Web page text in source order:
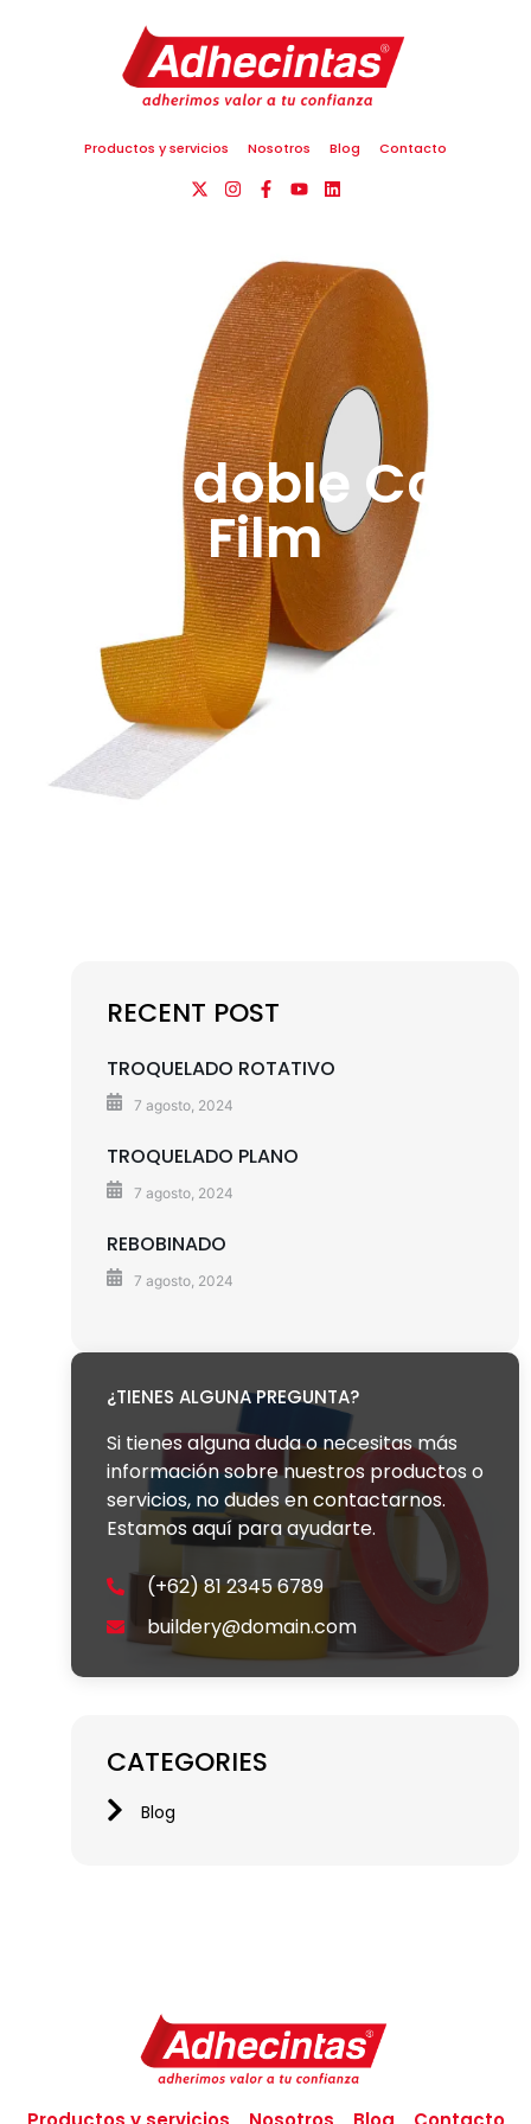
Productos y servicios Nosotros Blog Contacto
Cinta doble Cara
Film
RECENT POST
TROQUELADO ROTATIVO
7 agosto, 2024
TROQUELADO PLANO
7 agosto, 2024
REBOBINADO
7 agosto, 2024
¿TIENES ALGUNA PREGUNTA?
Si tienes alguna duda o necesitas más
información sobre nuestros productos o
servicios, no dudes en contactarnos.
Estamos aquí para ayudarte.
(+62) 81 2345 6789
buildery@domain.com
CATEGORIES
Blog